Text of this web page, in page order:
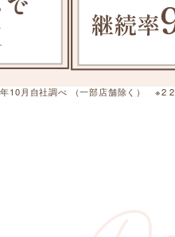
10月自社調べ （一部店舗除く） ※2